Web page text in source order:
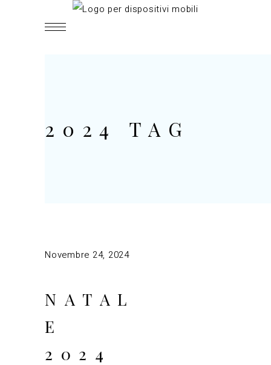
2024 TAG
Novembre 24, 2024
NATAL
E
2024